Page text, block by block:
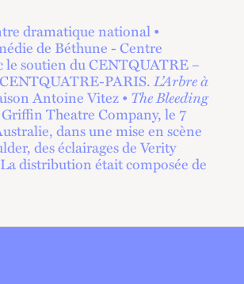
dramatique national •
de Béthune - Centre
soutien du CENTQUATRE –
PARIS.L’Arbre à
Antoine Vitez • The Bleeding
Theatre Company, le 7
dans une mise en scène
des éclairages de Verity
distribution était composée de